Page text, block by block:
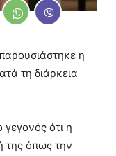
η
τη διάρκεια
ότι η
της όπως την